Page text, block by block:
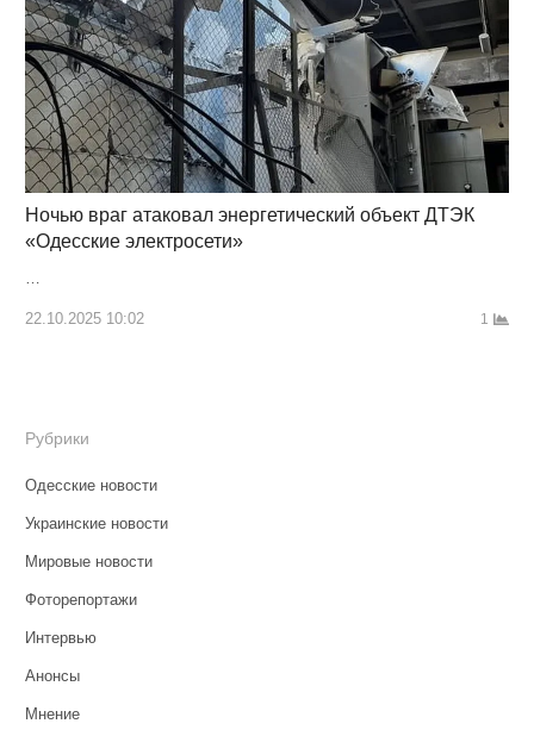
Ночью враг атаковал энергетический объект ДТЭК
«Одесские электросети»
…
22.10.2025 10:02 1
Рубрики
Одесские новости
Украинские новости
Мировые новости
Фоторепортажи
Интервью
Анонсы
Мнение